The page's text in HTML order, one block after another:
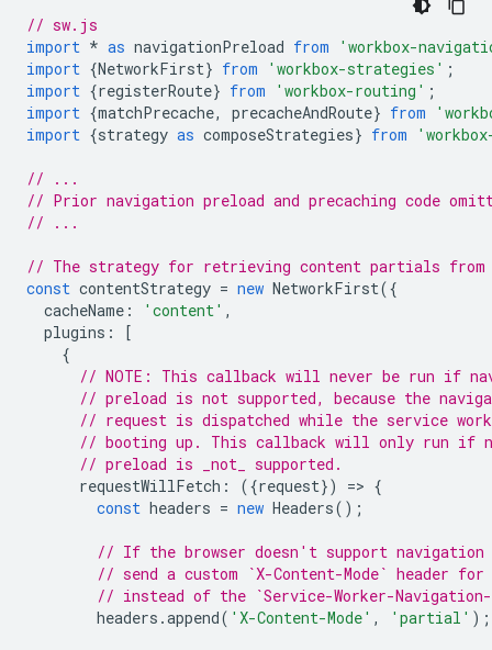
// sw.js
import * as navigationPreload from
'workbox-
import {NetworkFirst} from 'workbox-strategies' ;
import {registerRoute} from 'workbox-routing' ;
import {matchPrecache, precacheAndRoute} from
import {strategy as composeStrategies} from
// ...
// Prior navigation preload and precaching code
// ...
// The strategy for retrieving content partials from
const contentStrategy = new NetworkFirst({
cacheName : 'content' ,
plugins :
[
{
// NOTE: This callback will never be run if
// preload is not supported, because the
// request is dispatched while the service
// booting up. This callback will only run if
// preload is _not_ supported.
requestWillFetch : ({request}) => {
const headers = new Headers();
// If the browser doesn't support navigation
// send a custom `X-Content-Mode` header
// instead of the `Service-Worker-
headers .append( 'X-Content-Mode' , 'partial' );